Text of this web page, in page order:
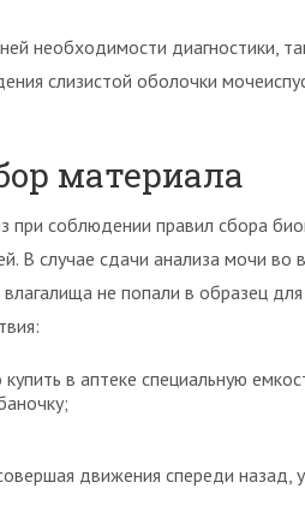
необходимости диагностики,
слизистой оболочки
материала
соблюдении правил сбора
В случае сдачи анализа мочи во
не попали в образец
в аптеке специальную
движения спереди назад,